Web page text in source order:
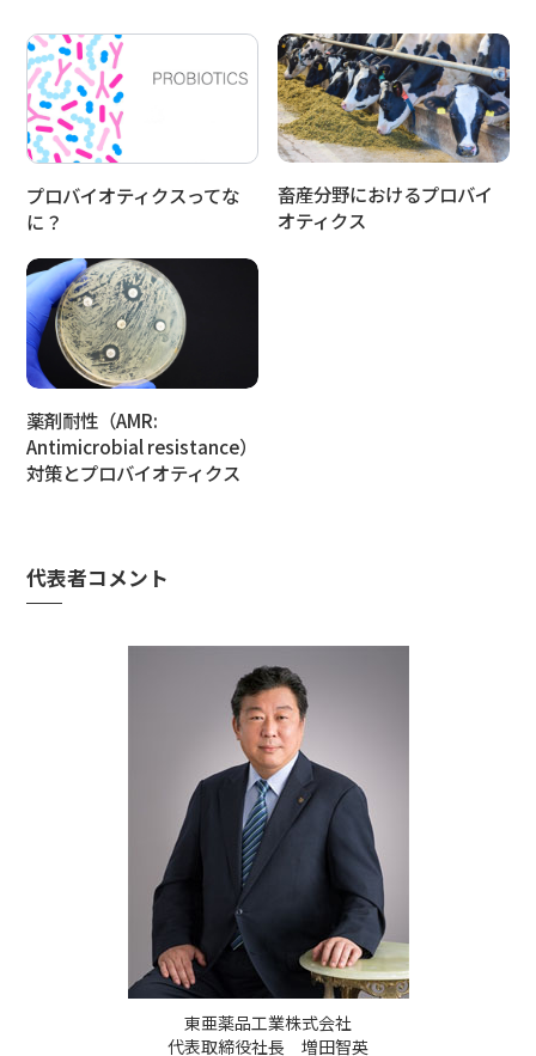
プロバイオティクスってな
に？
畜産分野におけるプロバイ
オティクス
薬剤耐性（AMR:
Antimicrobial resistance）
対策とプロバイオティクス
代表者コメント
東亜薬品工業株式会社
代表取締役社長 増田智英